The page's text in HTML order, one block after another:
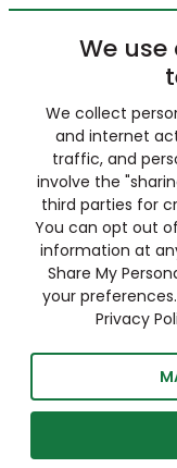
We
We collect
and internet
traffic, and
involve the
third parties for
You can opt out
information at
Share My
your
Privacy